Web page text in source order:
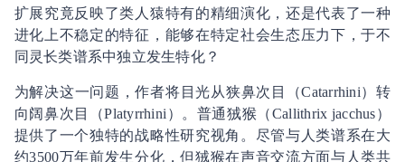
扩展究竟反映了类人猿特有的精细演化，还是代表了一种
进化上不稳定的特征，能够在特定社会生态压力下，于不
同灵长类谱系中独立发生特化？
为解决这一问题，作者将目光从狭鼻次目（Catarrhini）转
向阔鼻次目（Platyrrhini）。普通狨猴（Callithrix jacchus）
提供了一个独特的战略性研究视角。尽管与人类谱系在大
约3500万年前发生分化，但狨猴在声音交流方面与人类共